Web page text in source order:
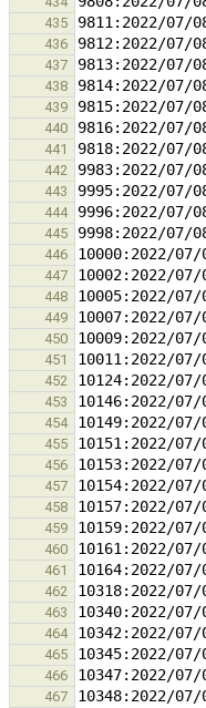
435
436
437
438
439
440
441
442
443
444
445
446
447
448
449
450
451
452
453
454
455
456
457
458
459
460
461
462
463
464
465
466
467